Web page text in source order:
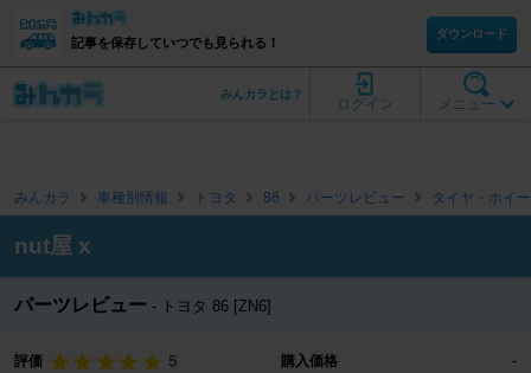
記事を保存していつでも見られる！
ダウンロード
メニュー
ログイン
みんカラとは？
みんカラ 車種別情報 トヨタ 86 パーツレビュー タイヤ・ホイ
nut屋 x
パーツレビュー トヨタ 86 [ZN6]
評価 5 購入価格 -